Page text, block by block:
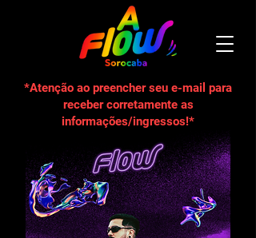
*Atenção ao preencher seu e-mail para
receber corretamente as
informações/ingressos!*